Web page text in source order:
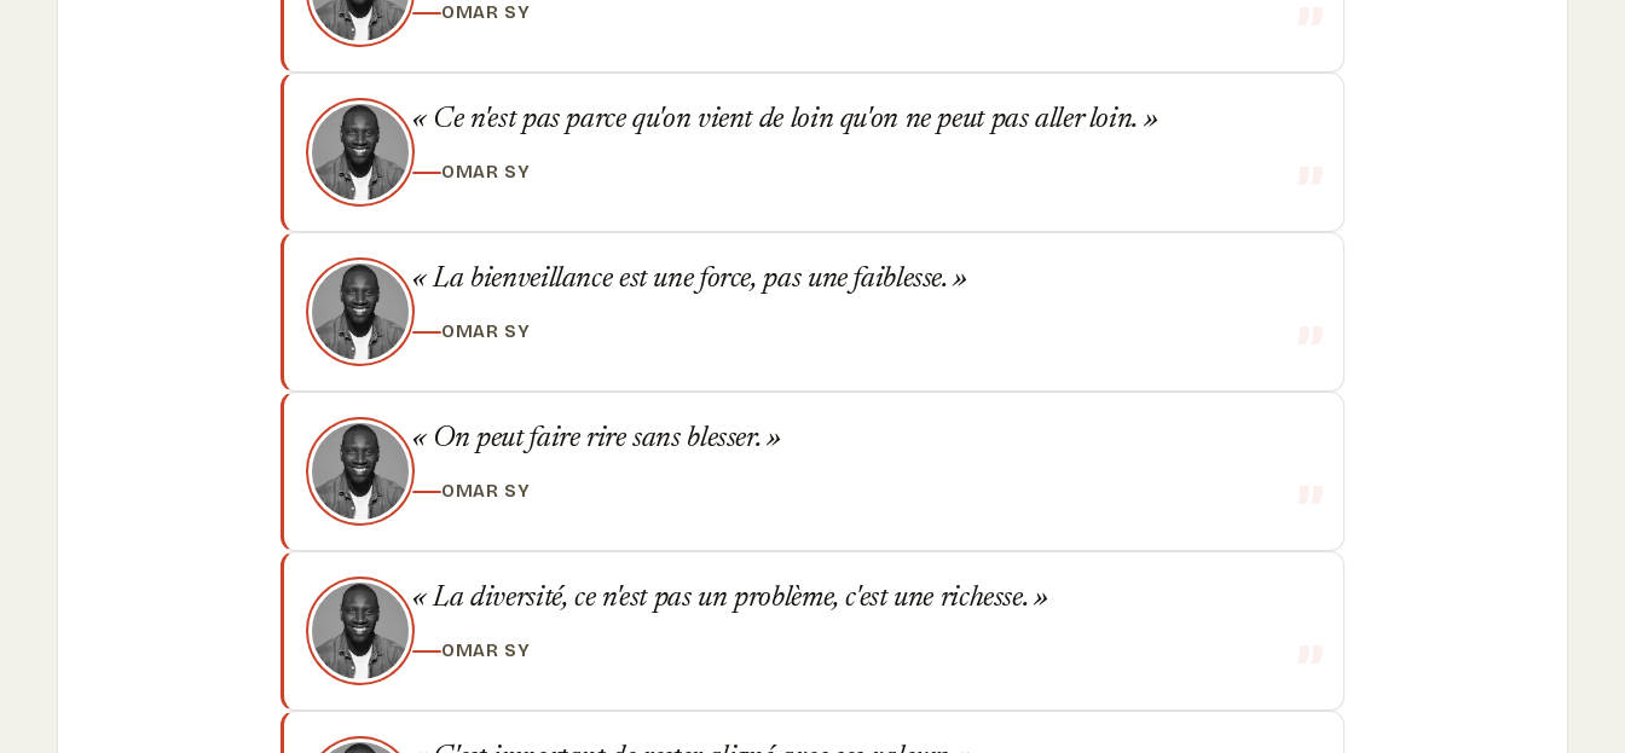
OMAR SY
Ce n'est pas parce qu'on vient de loin qu'on ne peut pas aller loin.
OMAR SY
La bienveillance est une force, pas une faiblesse.
OMAR SY
On peut faire rire sans blesser.
OMAR SY
La diversité, ce n'est pas un problème, c'est une richesse.
OMAR SY